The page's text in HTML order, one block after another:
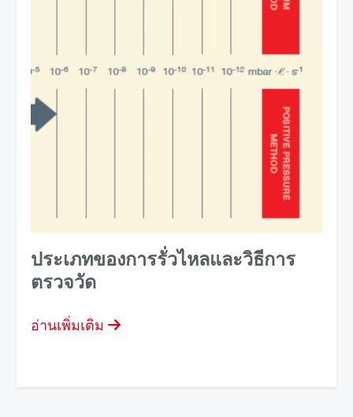
ประเภทของการรั่วไหลและวิธีการ
ตรวจวัด
อ่านเพิ่มเติม